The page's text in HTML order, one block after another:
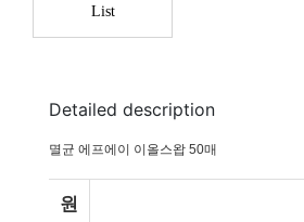
List
Detailed description
멸균 에프에이 이올스왑 50매
원